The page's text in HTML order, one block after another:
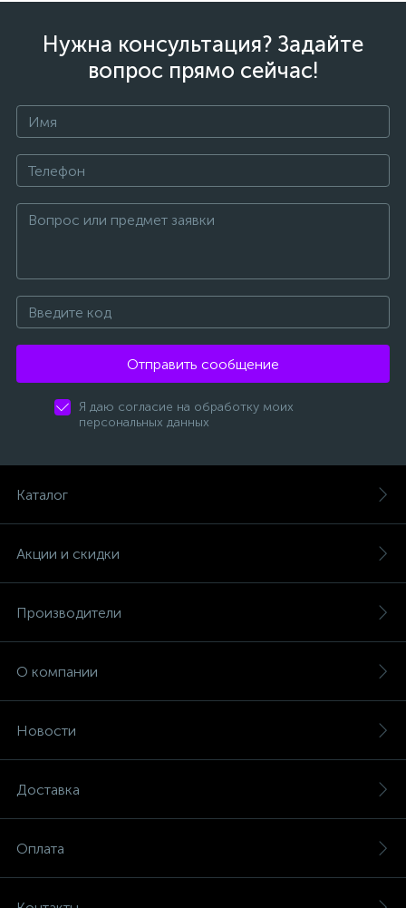
Нужна консультация? Задайте
вопрос прямо сейчас!
Отправить сообщение
Я даю согласие на обработку моих
персональных данных
Каталог
Акции и скидки
Производители
О компании
Новости
Доставка
Оплата